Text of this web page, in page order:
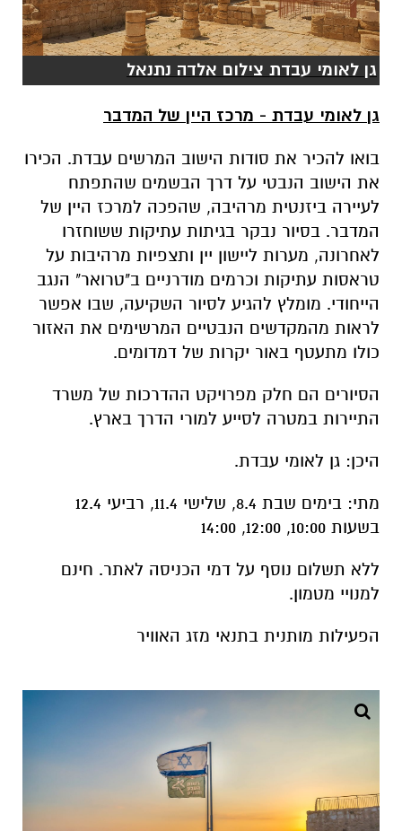
גן לאומי עבדת צילום אלדה נתנאל
גן לאומי עבדת - מרכז היין של המדבר
בואו להכיר את סודות הישוב המרשים עבדת. הכירו
את הישוב הנבטי על דרך הבשמים שהתפתח
לעיירה ביזנטית מרהיבה, שהפכה למרכז היין של
המדבר. בסיור נבקר בגיתות עתיקות ששוחזרו
לאחרונה, מערות ליישון יין ותצפיות מרהיבות על
טראסות עתיקות וכרמים מודרניים ב"טרואר" הנגב
הייחודי. מומלץ להגיע לסיור השקיעה, שבו אפשר
לראות מהמקדשים הנבטיים המרשימים את האזור
כולו מתעטף באור יקרות של דמדומים.
הסיורים הם חלק מפרויקט ההדרכות של משרד
התיירות במטרה לסייע למורי הדרך בארץ.
היכן: גן לאומי עבדת.
מתי: בימים שבת 8.4, שלישי 11.4, רביעי 12.4
בשעות 10:00, 12:00, 14:00
ללא תשלום נוסף על דמי הכניסה לאתר. חינם
למנויי מטמון.
הפעילות מותנית בתנאי מזג האוויר